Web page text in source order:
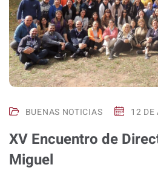
BUENAS NOTICIAS 12
XV Encuentro de
Miguel